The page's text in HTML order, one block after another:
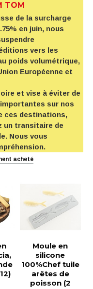
TOM
de la surcharge
en juin, nous
vers les
poids volumétrique,
Européenne et
et vise à éviter de
sur nos
ces destinations,
un transitaire de
Nous vous
acheté
Moule en
silicone
100%Chef tuile
arêtes de
poisson (2